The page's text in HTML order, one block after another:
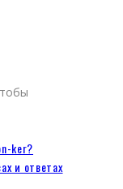
ker?
и ответах